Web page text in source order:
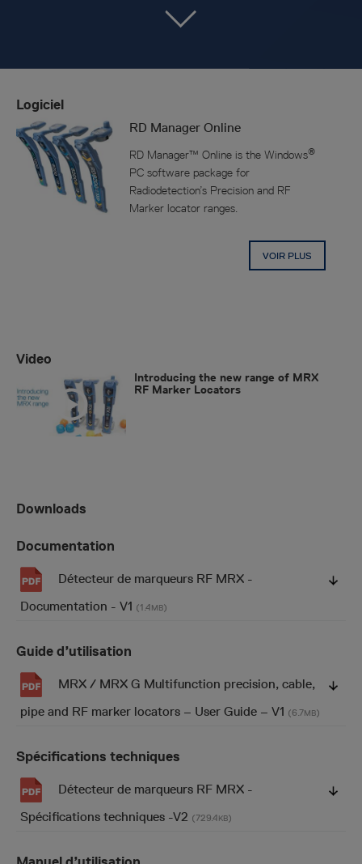
Logiciel
RD Manager Online
RD Manager™ Online is the Windows®
PC software package for
Radiodetection’s Precision and RF
Marker locator ranges.
VOIR PLUS
Video
Introducing the new range of MRX
RF Marker Locators
Downloads
Documentation
Détecteur de marqueurs RF MRX -
Documentation - V1 (1.4MB)
Guide d’utilisation
MRX / MRX G Multifunction precision, cable,
pipe and RF marker locators – User Guide – V1 (6.7MB)
Spécifications techniques
Détecteur de marqueurs RF MRX -
Spécifications techniques -V2 (729.4KB)